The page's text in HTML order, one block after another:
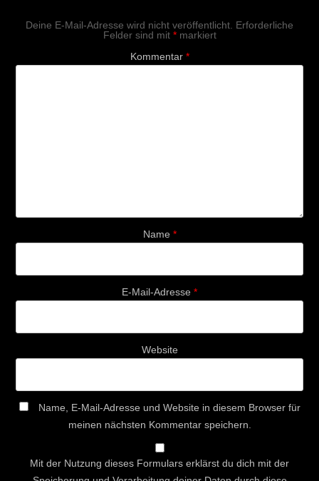
Deine E-Mail-Adresse wird nicht veröffentlicht. Erforderliche
Felder sind mit *markiert
Kommentar *
Name *
E-Mail-Adresse *
Website
Name, E-Mail-Adresse und Website in diesem Browser für
meinen nächsten Kommentar speichern.
Mit der Nutzung dieses Formulars erklärst du dich mit der